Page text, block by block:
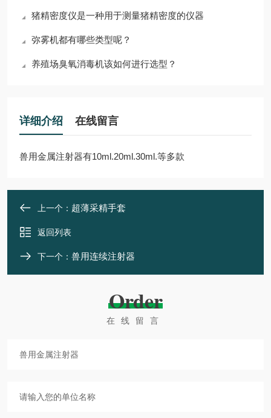
猪精密度仪是一种用于测量猪精密度的仪器
弥雾机都有哪些类型呢？
养殖场臭氧消毒机该如何进行选型？
详细介绍 在线留言
兽用金属注射器有10ml.20ml.30ml.等多款
上一个： 超薄采精手套
返回列表
下一个： 兽用连续注射器
Order
在线留言